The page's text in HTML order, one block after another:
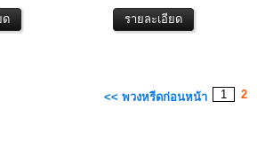
<< พวงหรีดก่อนหน้า 1 2